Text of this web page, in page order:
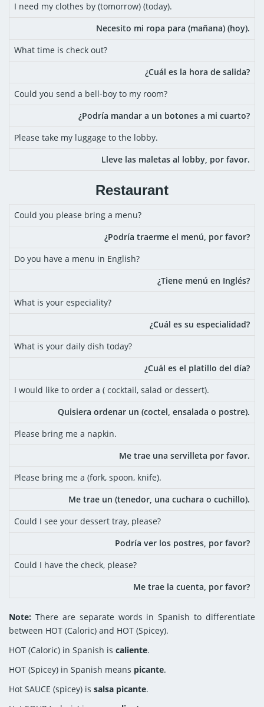
I need my clothes by (tomorrow) (today).
Necesito mi ropa para (mañana) (hoy).
What time is check out?
¿Cuál es la hora de salida?
Could you send a bell-boy to my room?
¿Podría mandar a un botones a mi cuarto?
Please take my luggage to the lobby.
Lleve las maletas al lobby, por favor.
Restaurant
Could you please bring a menu?
¿Podría traerme el menú, por favor?
Do you have a menu in English?
¿Tiene menú en Inglés?
What is your especiality?
¿Cuál es su especialidad?
What is your daily dish today?
¿Cuál es el platillo del día?
I would like to order a ( cocktail, salad or dessert).
Quisiera ordenar un (coctel, ensalada o postre).
Please bring me a napkin.
Me trae una servilleta por favor.
Please bring me a (fork, spoon, knife).
Me trae un (tenedor, una cuchara o cuchillo).
Could I see your dessert tray, please?
Podría ver los postres, por favor?
Could I have the check, please?
Me trae la cuenta, por favor?
Note: There are separate words in Spanish to differentiate
between HOT (Caloric) and HOT (Spicey).
HOT (Caloric) in Spanish is caliente.
HOT (Spicey) in Spanish means picante.
Hot SAUCE (spicey) is salsa picante.